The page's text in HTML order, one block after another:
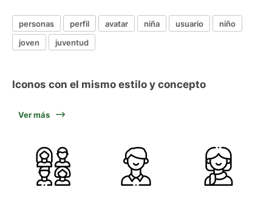
personas perfil avatar niña usuario
niño
joven
juventud
Iconos con el mismo estilo y concepto
Ver más